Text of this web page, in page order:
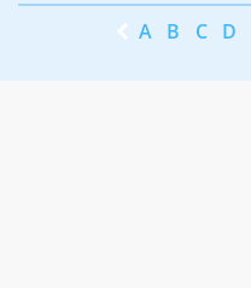
A B C D